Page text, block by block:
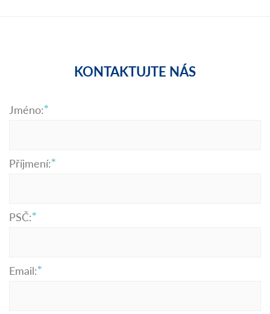
KONTAKTUJTE NÁS
Jméno:
Příjmení:
PSČ:
Email: